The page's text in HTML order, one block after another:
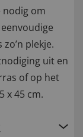
nodig om
plekje.
uit en
of op het
x 45 cm.